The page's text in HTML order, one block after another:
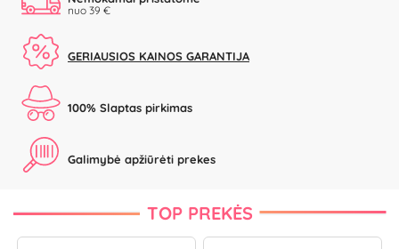
nuo 39 €
GERIAUSIOS KAINOS GARANTIJA
100% Slaptas pirkimas
Galimybė apžiūrėti prekes
TOP PREKĖS